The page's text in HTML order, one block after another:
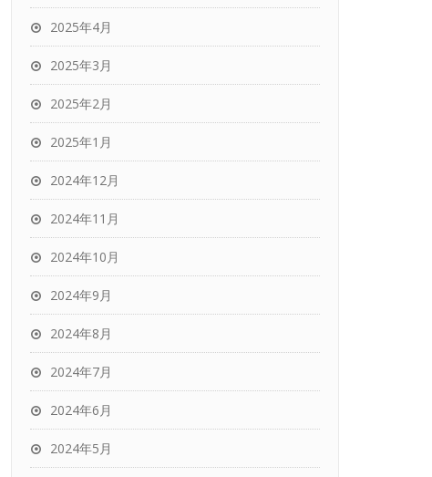
2025年4月
2025年3月
2025年2月
2025年1月
2024年12月
2024年11月
2024年10月
2024年9月
2024年8月
2024年7月
2024年6月
2024年5月